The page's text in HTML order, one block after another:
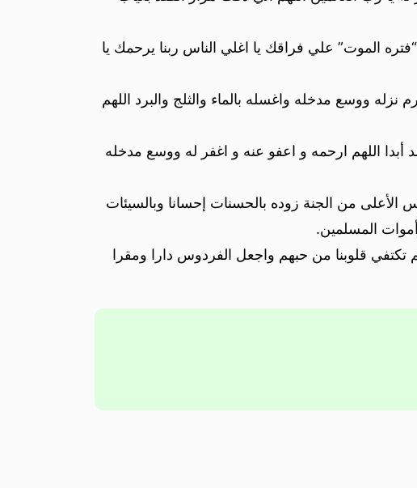
الموت” علي فراقك يا اغلي الناس ربنا يرحمك يا
ووسع مدخله واغسله بالماء والثلج والبرد اللهم
اللهم ارحمه و اعفو عنه و اغفر له ووسع مدخله
من الجنة زوده بالحسنات إحسانا وبالسيئات
المسلمين.
تكتفي قلوبنا من حبهم واجعل الفردوس دارا ومقرا